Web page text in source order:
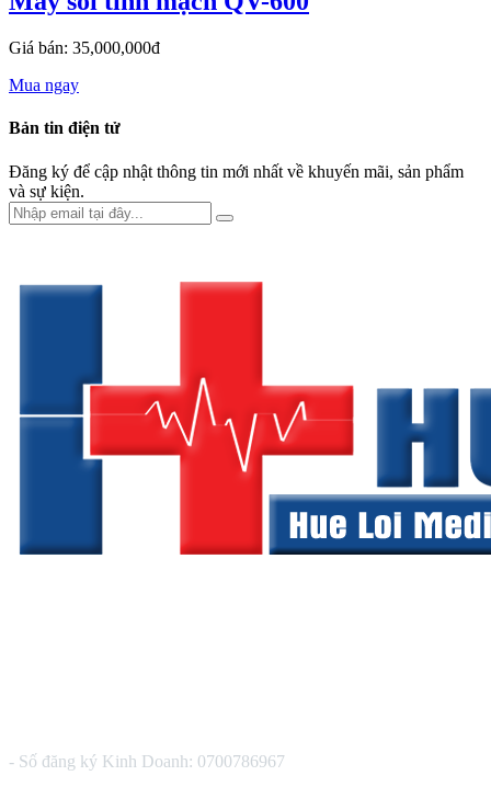
Giá bán: 35,000,000đ
Mua ngay
Bản tin điện tử
Đăng ký để cập nhật thông tin mới nhất về khuyến mãi, sản phẩm
và sự kiện.
- Số đăng ký Kinh Doanh: 0700786967